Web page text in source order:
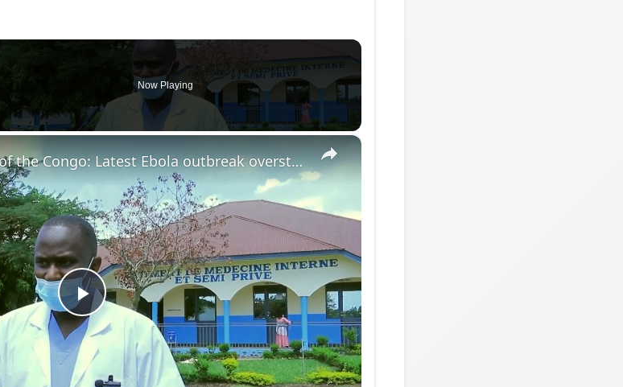
Now Playing
×
Play
Video
Democratic Republic of the Congo: Latest Ebola outbreak overstretches DRC health system.